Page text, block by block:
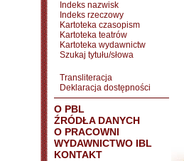
Indeks nazwisk
Indeks rzeczowy
Kartoteka czasopism
Kartoteka teatrów
Kartoteka wydawnictw
Szukaj tytułu/słowa
Transliteracja
Deklaracja dostępności
O PBL
ŹRÓDŁA DANYCH
O PRACOWNI
WYDAWNICTWO IBL
KONTAKT